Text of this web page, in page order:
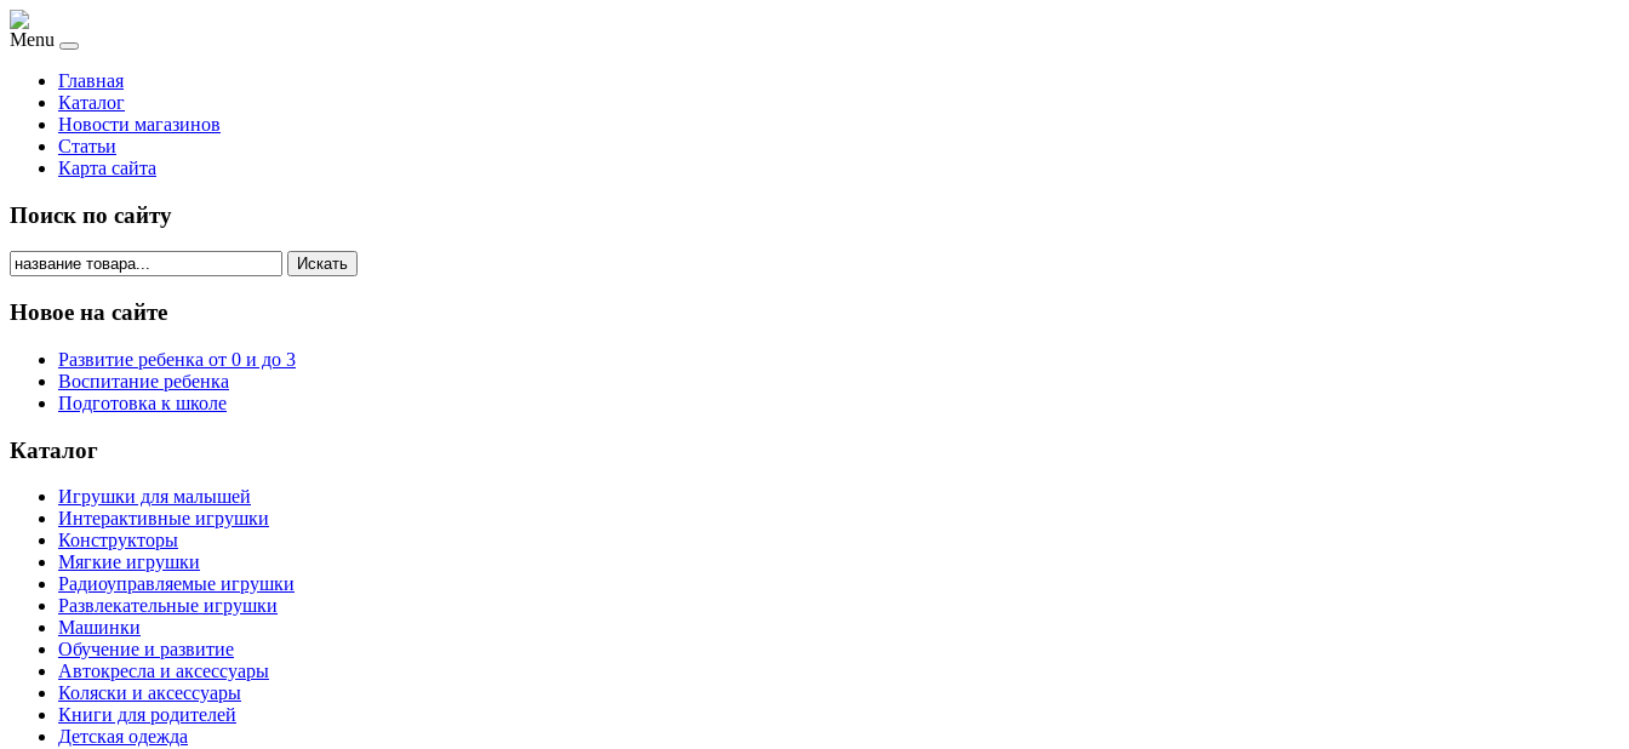
Menu
Главная
Каталог
Новости магазинов
Статьи
Карта сайта
Поиск по сайту
Искать
Новое на сайте
Развитие ребенка от 0 и до 3
Воспитание ребенка
Подготовка к школе
Каталог
Игрушки для малышей
Интерактивные игрушки
Конструкторы
Мягкие игрушки
Радиоуправляемые игрушки
Развлекательные игрушки
Машинки
Обучение и развитие
Автокресла и аксессуары
Коляски и аксессуары
Книги для родителей
Детская одежда